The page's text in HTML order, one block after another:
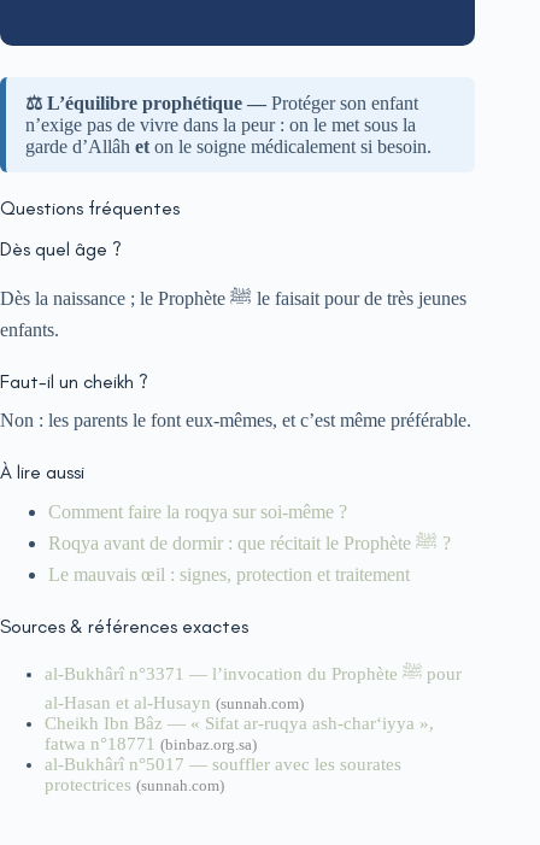
⚖️ L’équilibre prophétique — Protéger son enfant
n’exige pas de vivre dans la peur : on le met sous la
garde d’Allâh et on le soigne médicalement si besoin.
Questions fréquentes
Dès quel âge ?
Dès la naissance ; le Prophète ﷺ le faisait pour de très jeunes
enfants.
Faut-il un cheikh ?
Non : les parents le font eux-mêmes, et c’est même préférable.
À lire aussi
Comment faire la roqya sur soi-même ?
Roqya avant de dormir : que récitait le Prophète ﷺ ?
Le mauvais œil : signes, protection et traitement
Sources & références exactes
al-Bukhârî n°3371 — l’invocation du Prophète ﷺ pour
al-Hasan et al-Husayn (sunnah.com)
Cheikh Ibn Bâz — « Sifat ar-ruqya ash-char‘iyya »,
fatwa n°18771 (binbaz.org.sa)
al-Bukhârî n°5017 — souffler avec les sourates
protectrices (sunnah.com)